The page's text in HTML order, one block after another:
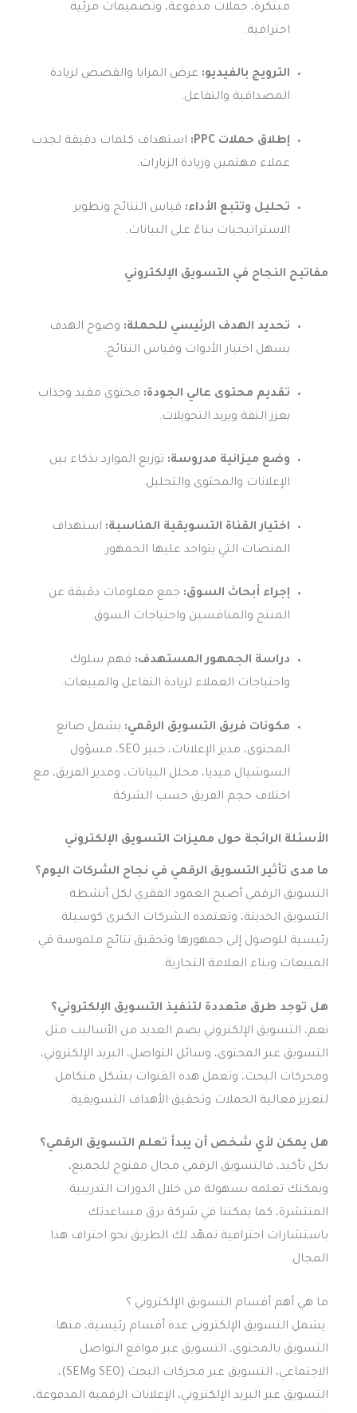
مبتكرة، حملات مدفوعة، وتصميمات مرئية
احترافية.
الترويج بالفيديو: عرض المزايا والقصص لزيادة
المصداقية والتفاعل.
إطلاق حملات PPC:
استهداف كلمات دقيقة لجذب
عملاء مهتمين وزيادة الزيارات.
تحليل وتتبع الأداء: قياس النتائج وتطوير
الاستراتيجيات بناءً على البيانات.
مفاتيح النجاح في التسويق الإلكتروني
تحديد الهدف الرئيسي للحملة: وضوح الهدف
يسهل اختيار الأدوات وقياس النتائج.
تقديم محتوى عالي الجودة: محتوى مفيد وجذاب
يعزز الثقة ويزيد التحويلات.
وضع ميزانية مدروسة: توزيع الموارد بذكاء بين
الإعلانات والمحتوى والتحليل.
اختيار القناة التسويقية المناسبة: استهداف
المنصات التي يتواجد عليها الجمهور.
إجراء أبحاث السوق: جمع معلومات دقيقة عن
المنتج والمنافسين واحتياجات السوق.
دراسة الجمهور المستهدف: فهم سلوك
واحتياجات العملاء لزيادة التفاعل والمبيعات.
مكونات فريق التسويق الرقمي: يشمل صانع
المحتوى، مدير الإعلانات، خبير SEO، مسؤول
السوشيال ميديا، محلل البيانات، ومدير الفريق، مع
اختلاف حجم الفريق حسب الشركة.
الأسئلة الرائجة حول مميزات التسويق الإلكتروني
ما مدى تأثير التسويق الرقمي في نجاح الشركات اليوم؟
التسويق الرقمي أصبح العمود الفقري لكل أنشطة
التسويق الحديثة، وتعتمده الشركات الكبرى كوسيلة
رئيسية للوصول إلى جمهورها وتحقيق نتائج ملموسة في
المبيعات وبناء العلامة التجارية.
هل توجد طرق متعددة لتنفيذ التسويق الإلكتروني؟
نعم، التسويق الإلكتروني يضم العديد من الأساليب مثل
التسويق عبر المحتوى، وسائل التواصل، البريد الإلكتروني،
ومحركات البحث، وتعمل هذه القنوات بشكل متكامل
لتعزيز فعالية الحملات وتحقيق الأهداف التسويقية.
هل يمكن لأي شخص أن يبدأ تعلم التسويق الرقمي؟
بكل تأكيد، فالتسويق الرقمي مجال مفتوح للجميع،
ويمكنك تعلمه بسهولة من خلال الدورات التدريبية
المنتشرة، كما يمكننا في شركة برق مساعدتك
باستشارات احترافية تمهّد لك الطريق نحو احتراف هذا
المجال.
ما هي أهم أقسام التسويق الإلكتروني ؟
يشمل التسويق الإلكتروني عدة أقسام رئيسية، منها:
التسويق بالمحتوى، التسويق عبر مواقع التواصل
الاجتماعي، التسويق عبر محركات البحث (SEO وSEM)،
التسويق عبر البريد الإلكتروني، الإعلانات الرقمية المدفوعة،